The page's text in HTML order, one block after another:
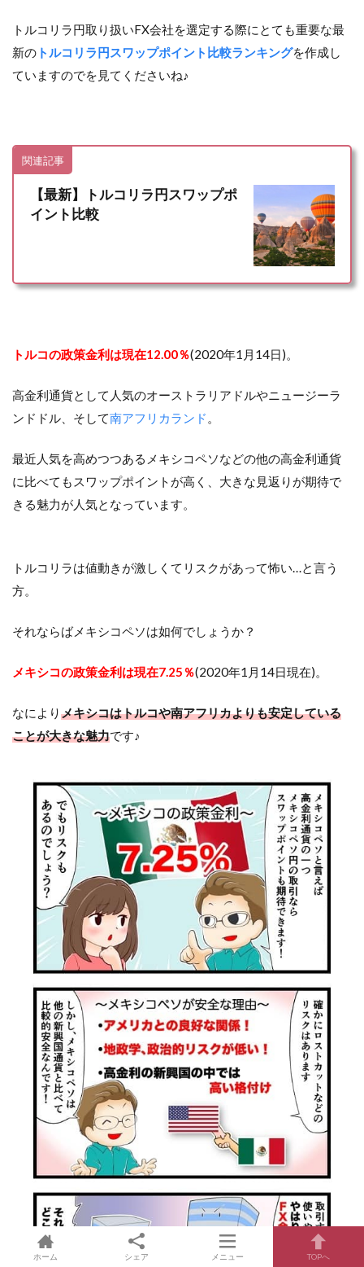
トルコリラ円取り扱いFX会社を選定する際にとても重要な最
新の トルコリラ円スワップポイント比較ランキングを作成し
ていますのでを見てくださいね♪
関連記事
【最新】トルコリラ円スワップポ
イント比較
トルコの政策金利は現在12.00％(2020年1月14日)。
高金利通貨として人気のオーストラリアドルやニュージーラ
ンドドル、そして南アフリカランド 。
最近人気を高めつつあるメキシコペソなどの他の高金利通貨
に比べてもスワップポイントが高く、大きな見返りが期待で
きる魅力が人気となっています。
トルコリラは値動きが激しくてリスクがあって怖い…と言う
方。
それならばメキシコペソは如何でしょうか？
メキシコの政策金利は現在7.25％(2020年1月14日現在)。
なによりメキシコはトルコや南アフリカよりも安定している
ことが大きな魅力です♪
ホーム シェア メニュー TOPへ